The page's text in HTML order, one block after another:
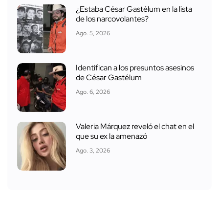
¿Estaba César Gastélum en la lista
de los narcovolantes?
Ago. 5, 2026
Identifican a los presuntos asesinos
de César Gastélum
Ago. 6, 2026
Valeria Márquez reveló el chat en el
que su ex la amenazó
Ago. 3, 2026